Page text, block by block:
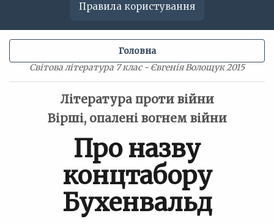
Правила користування
Світова література 7 клас - Євгенія Волощук 2015
Головна
Література проти війни
Вірші, опалені вогнем війни
Про назву
концтабору
Бухенвальд